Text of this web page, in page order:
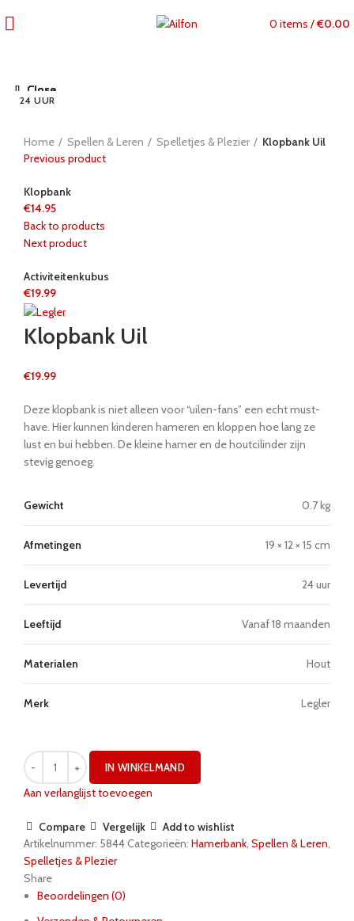
0 items /€0.00
24 UUR
Home
Spellen & Leren Spelletjes & Plezier
Klopbank Uil
Previous product
Klopbank
€14.95
Back to products
Next product
Activiteitenkubus
€19.99
Klopbank Uil
€19.99
Deze klopbank is niet alleen voor “uilen-fans” een echt must-
have. Hier kunnen kinderen hameren en kloppen hoe lang ze
lust en bui hebben. De kleine hamer en de houtcilinder zijn
stevig genoeg.
Gewicht 0.7 kg
Afmetingen 19 × 12 × 15 cm
Levertijd 24 uur
Leeftijd Vanaf 18 maanden
Materialen Hout
Merk Legler
IN WINKELMAND
Aan verlanglijst toevoegen
Compare Vergelijk
Add to wishlist
Artikelnummer: 5844Categorieën: Hamerbank, Spellen & Leren,
Spelletjes & Plezier
Share
Beoordelingen (0)
24 UUR
Close
24 UUR
Close
24 UUR
Close
24 UUR
Close
24 UUR
Close
24 UUR
Close
24 UUR
Close
24 UUR
Close